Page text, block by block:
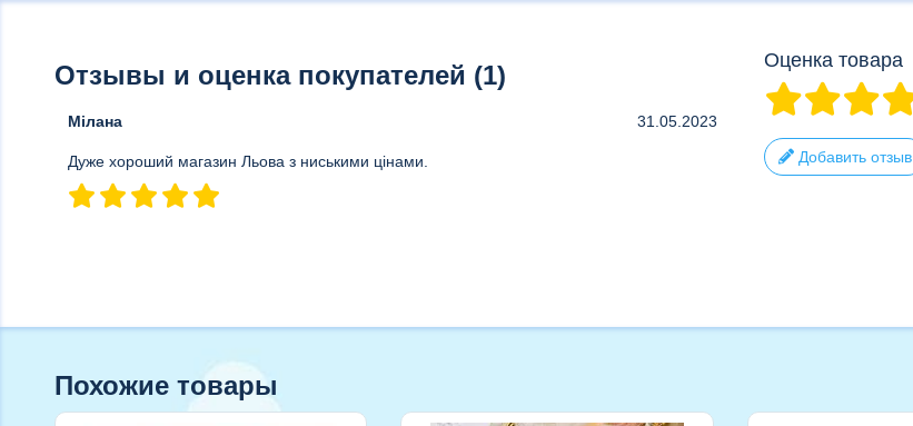
Отзывы и оценка покупателей (1)
Мілана 31.05.2023
Дуже хороший магазин Льова з ниськими цінами.
Оценка товара
Добавить отзыв
Похожие товары